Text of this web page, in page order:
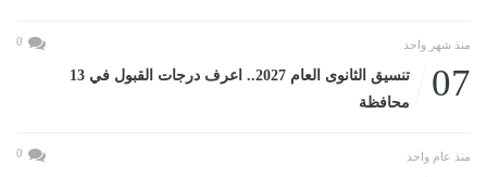
منذ شهر واحد 0
07
تنسيق الثانوى العام 2027.. اعرف درجات القبول في 13
محافظة
منذ عام واحد 0